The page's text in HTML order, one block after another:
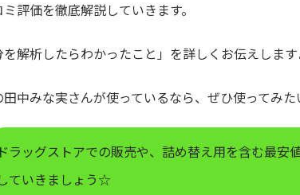
ミ評価を徹底解説していきます。
を解析したらわかったこと」を詳しくお伝えします
中みな実さんが使っているなら、ぜひ使ってみた
ドラッグストアでの販売や、詰め替え用を含む最安
していきましょう☆